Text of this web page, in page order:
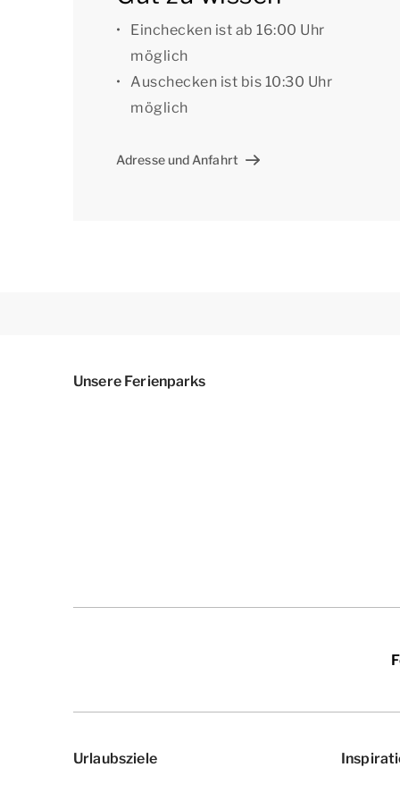
Der Bungalow verfügt über
Im Freien befindet sich eine Terrasse am
Sonnenschirm. Im Sommer stehen
Die Betten sind bei der Ankunft gemacht. Sie
Unterkunft befindet sich ein Parkplatz für
Einchecken ist ab 16:00 Uhr
möglich
Auschecken ist bis 10:30 Uhr
möglich
Adresse und Anfahrt
Unsere Ferienparks
Urlaubsziele